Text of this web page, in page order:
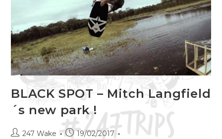
BLACK SPOT – Mitch Langfield
´s new park !
247 Wake
19/02/2017